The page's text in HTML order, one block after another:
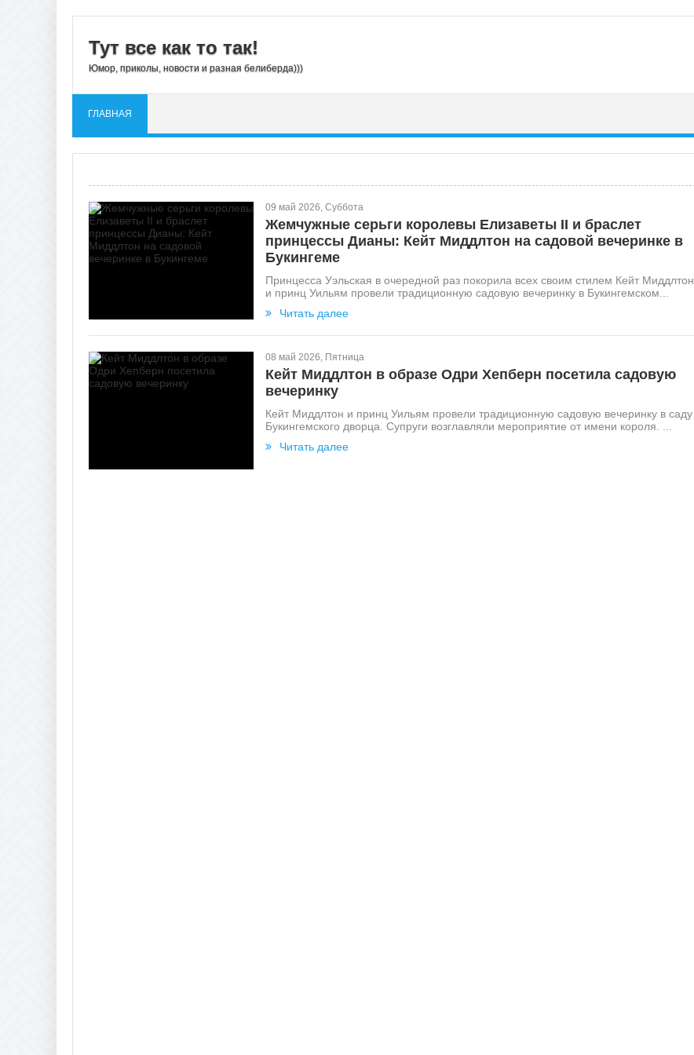
Тут все как то так!
Юмор, приколы, новости и разная белиберда)))
ГЛАВНАЯ
09 май 2026, Суббота
Жемчужные серьги королевы Елизаветы II и браслет
принцессы Дианы: Кейт Миддлтон на садовой вечеринке в
Букингеме
Принцесса Уэльская в очередной раз покорила всех своим стилем Кейт Миддлтон
и принц Уильям провели традиционную садовую вечеринку в Букингемском...
Читать далее
08 май 2026, Пятница
Кейт Миддлтон в образе Одри Хепберн посетила садовую
вечеринку
Кейт Миддлтон и принц Уильям провели традиционную садовую вечеринку в саду
Букингемского дворца. Супруги возглавляли мероприятие от имени короля. ...
Читать далее